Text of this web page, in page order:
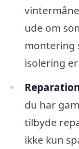
ude om
montering
isolering
du har
tilbyde
ikke kun